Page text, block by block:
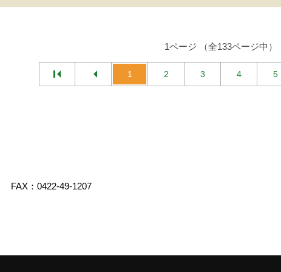
1ページ （全133ページ中）
1 2 3 4 5
FAX：0422-49-1207